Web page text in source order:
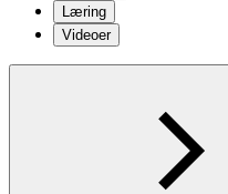
Læring
Videoer